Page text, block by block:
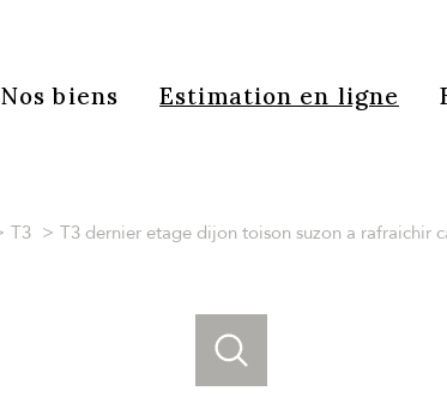
Nos biens Estimation en ligne
T3 T3 dernier etage dijon toison suzon a rafraichir